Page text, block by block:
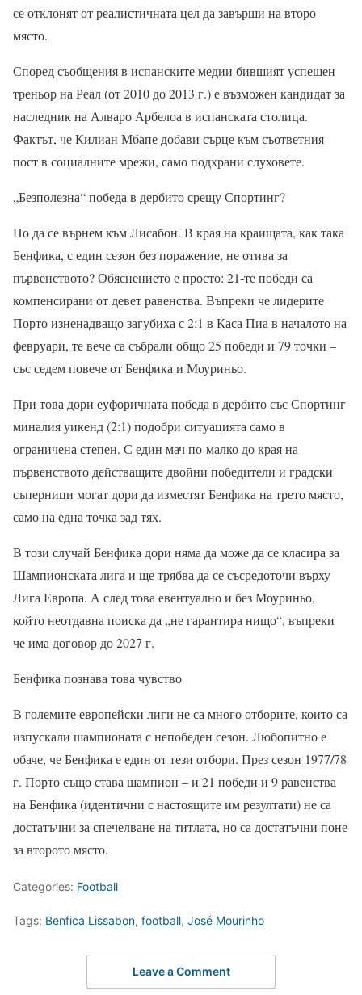
се отклонят от реалистичната цел да завърши на второ
място.
Според съобщения в испанските медии бившият успешен
треньор на Реал (от 2010 до 2013 г.) е възможен кандидат за
наследник на Алваро Арбелоа в испанската столица.
Фактът, че Килиан Мбапе добави сърце към съответния
пост в социалните мрежи, само подхрани слуховете.
„Безполезна“ победа в дербито срещу Спортинг?
Но да се върнем към Лисабон. В края на краищата, как така
Бенфика, с един сезон без поражение, не отива за
първенството? Обяснението е просто: 21-те победи са
компенсирани от девет равенства. Въпреки че лидерите
Порто изненадващо загубиха с 2:1 в Каса Пиа в началото на
февруари, те вече са събрали общо 25 победи и 79 точки –
със седем повече от Бенфика и Моуриньо.
При това дори еуфоричната победа в дербито със Спортинг
миналия уикенд (2:1) подобри ситуацията само в
ограничена степен. С един мач по-малко до края на
първенството действащите двойни победители и градски
съперници могат дори да изместят Бенфика на трето място,
само на една точка зад тях.
В този случай Бенфика дори няма да може да се класира за
Шампионската лига и ще трябва да се съсредоточи върху
Лига Европа. А след това евентуално и без Моуриньо,
който неотдавна поиска да „не гарантира нищо“, въпреки
че има договор до 2027 г.
Бенфика познава това чувство
В големите европейски лиги не са много отборите, които са
изпускали шампионата с непобеден сезон. Любопитно е
обаче, че Бенфика е един от тези отбори. През сезон 1977/78
г. Порто също става шампион – и 21 победи и 9 равенства
на Бенфика (идентични с настоящите им резултати) не са
достатъчни за спечелване на титлата, но са достатъчни поне
за второто място.
Categories: Football
Tags: Benfica Lissabon, football, José Mourinho
Leave a Comment